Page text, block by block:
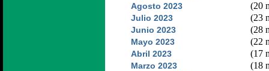
Agosto 2023 (20
Julio 2023 (23
Junio 2023 (28
Mayo 2023 (22
Abril 2023 (17
Marzo 2023 (18